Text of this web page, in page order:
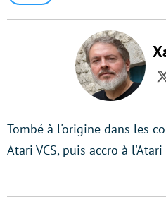
Tombé à l'origine dans les
Atari VCS, puis accro à